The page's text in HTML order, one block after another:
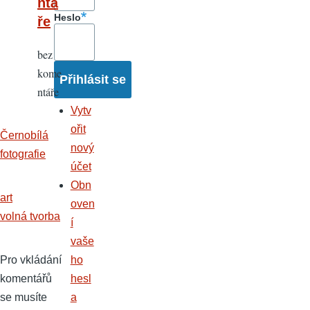
ře
bez
kome
ntáře
Černobílá
fotografie
art
volná tvorba
Pro vkládání
komentářů
se musíte
Heslo
Vytv
ořit
nový
účet
Obn
oven
í
vaše
ho
hesl
a